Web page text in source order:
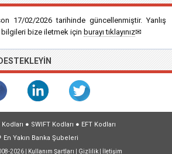
17/02/2026 tarihinde güncellenmiştir. Yanlış
bize iletmek için burayı tıklayınız✉
● SWIFT Kodları ● EFT Kodları
En Yakın Banka Şubeleri
2026 | Kullanım Şartları Gizlilik İletişim